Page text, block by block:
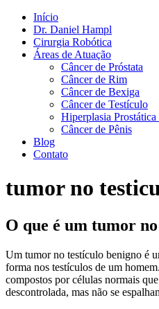
Início
Dr. Daniel Hampl
Cirurgia Robótica
Áreas de Atuação
Câncer de Próstata
Câncer de Rim
Câncer de Bexiga
Câncer de Testículo
Hiperplasia
Câncer de Pênis
Blog
Contato
tumor no
O que é um tumor
Um tumor no testículo benigno é
forma nos testículos de um
compostos por células normais
descontrolada, mas não se